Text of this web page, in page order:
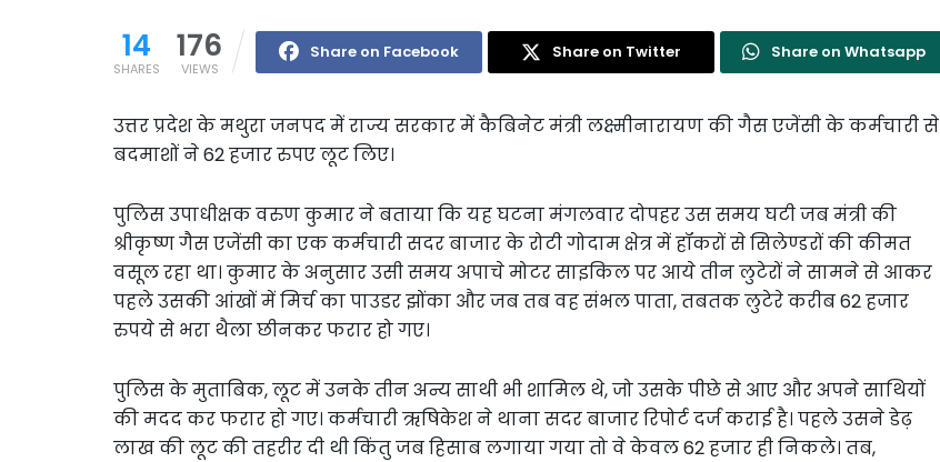
14
SHARES
176
VIEWS
Share on Facebook Share on Twitter Share on Whatsapp
उत्तर प्रदेश के मथुरा जनपद में राज्य सरकार में कैबिनेट मंत्री लक्ष्मीनारायण की गैस एजेंसी के कर्मचारी से
बदमाशों ने 62 हजार रुपए लूट लिए।
पुलिस उपाधीक्षक वरुण कुमार ने बताया कि यह घटना मंगलवार दोपहर उस समय घटी जब मंत्री की
श्रीकृष्ण गैस एजेंसी का एक कर्मचारी सदर बाजार के रोटी गोदाम क्षेत्र में हॉकरों से सिलेण्डरों की कीमत
वसूल रहा था। कुमार के अनुसार उसी समय अपाचे मोटर साइकिल पर आये तीन लुटेरों ने सामने से आकर
पहले उसकी आंखों में मिर्च का पाउडर झोंका और जब तब वह संभल पाता, तबतक लुटेरे करीब 62 हजार
रुपये से भरा थैला छीनकर फरार हो गए।
पुलिस के मुताबिक, लूट में उनके तीन अन्य साथी भी शामिल थे, जो उसके पीछे से आए और अपने साथियों
की मदद कर फरार हो गए। कर्मचारी ऋषिकेश ने थाना सदर बाजार रिपोर्ट दर्ज कराई है। पहले उसने डेढ़
लाख की लूट की तहरीर दी थी किंतु जब हिसाब लगाया गया तो वे केवल 62 हजार ही निकले। तब,